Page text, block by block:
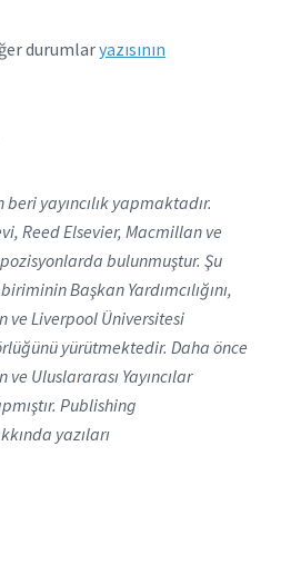
durumlaryazısının
yayıncılık yapmaktadır.
Reed Elsevier, Macmillan ve
bulunmuştur. Şu
Başkan Yardımcılığını,
ve Liverpool Üniversitesi
yürütmektedir. Daha önce
ve Uluslararası Yayıncılar
Publishing
yazıları